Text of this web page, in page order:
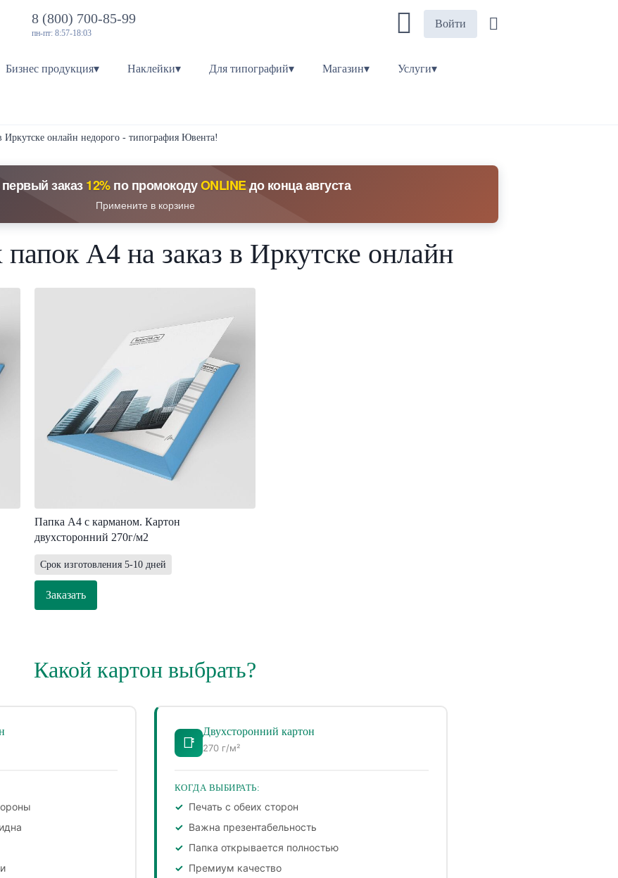
8 (800) 700-85-99
пн-пт: 8:57-18:03
Войти
Бизнес продукция▾ Наклейки▾ Для типографий▾ Магазин▾ Услуги▾
онлайн недорого - типография Ювента!
заказ12%по промокодуONLINEдо конца августа
Примените в корзине
А4 на заказ в Иркутске онлайн
Папка А4 с карманом. Картон
двухсторонний 270г/м2
Срок изготовления 5-10 дней
Заказать
Какой картон выбрать?
📑
Двухсторонний картон
270 г/м²
КОГДА ВЫБИРАТЬ:
Печать с обеих сторон
Важна презентабельность
Папка открывается полностью
Премиум качество